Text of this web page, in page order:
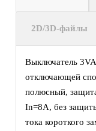
2D/3D-файлы
Выключатель
отключающей
полюсный,
In=8А, без
тока короткого